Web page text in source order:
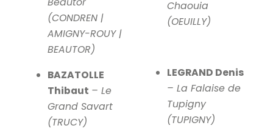
(CONDREN |
AMIGNY-ROUY |
BEAUTOR)
BAZATOLLE
Thibaut – Le
Grand Savart
(TRUCY)
Chaouia
(OEUILLY)
LEGRAND Denis
– La Falaise de
Tupigny
(TUPIGNY)